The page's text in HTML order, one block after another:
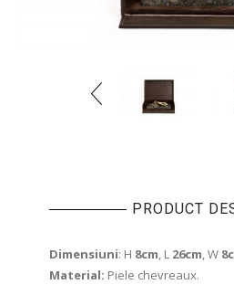
PRODUCT
Dimensiuni: H 8cm, L 26cm, W
Material: Piele chevreaux.